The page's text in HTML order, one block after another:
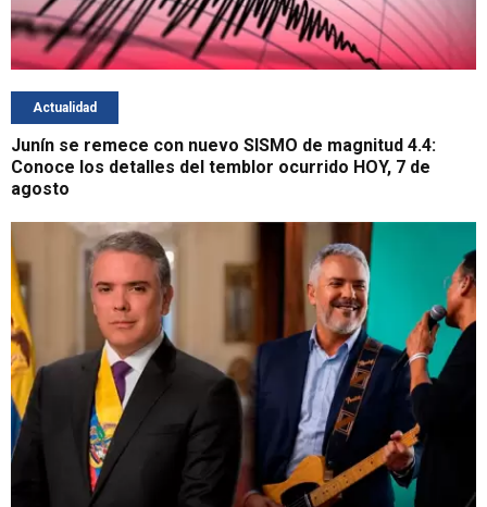
Actualidad
Junín se remece con nuevo SISMO de magnitud 4.4:
Conoce los detalles del temblor ocurrido HOY, 7 de
agosto